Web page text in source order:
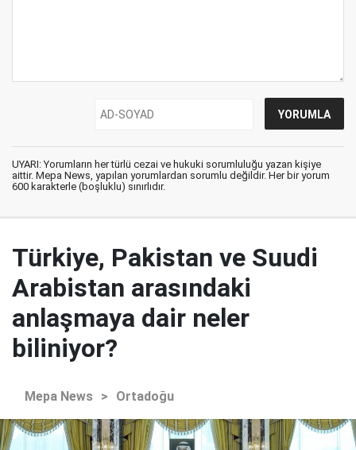
UYARI: Yorumların her türlü cezai ve hukuki sorumluluğu yazan kişiye
aittir. Mepa News, yapılan yorumlardan sorumlu değildir. Her bir yorum
600 karakterle (boşluklu) sınırlıdır.
Türkiye, Pakistan ve Suudi
Arabistan arasındaki
anlaşmaya dair neler
biliniyor?
Mepa News > Ortadoğu